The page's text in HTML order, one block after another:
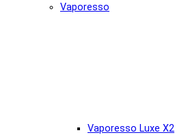
Vaporesso
Vaporesso Luxe X2